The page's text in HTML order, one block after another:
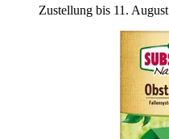
Zustellung bis 11. August